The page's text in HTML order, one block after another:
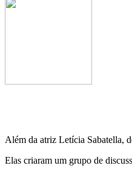
Além da atriz Letícia Sabatella,
Elas criaram um grupo de